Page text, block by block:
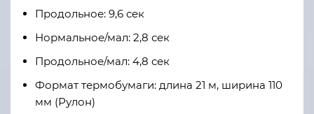
Продольное: 9,6 сек
Нормальное/мал: 2,8 сек
Продольное/мал: 4,8 сек
Формат термобумаги: длина 21 м, ширина 110
мм (Рулон)